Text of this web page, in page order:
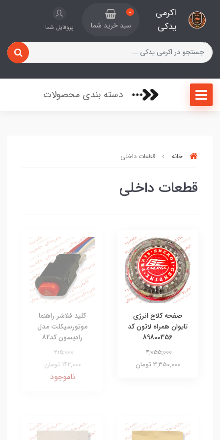
اکرمی
یدکی
0
سبد خرید شما پروفایل شما
دسته بندی محصولات
خانه قطعات داخلی
قطعات داخلی
صفحه کلاج انرژی
تایوان همراه لاتون کد
89800356
4,055,000
3,350,000 تومان
کلید فلاشر راهنما
موتورسیکلت مدل
رادیسون کد82
215,000
142,000 تومان
ناموجود